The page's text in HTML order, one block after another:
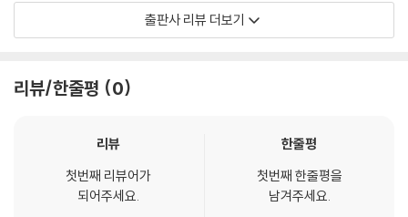
54 감정평가의 의의 및 분류
55 가치이론
57 지역분석/개별분석
58 부동산가치원칙(가격제원칙)
61 거래사례비교법
62 수익환원법 개요
1. 방대한 감정평가사 부동산학원론의 핵심 이론을 엄선!
(2) 콤팩트한 분량으로 구성되어 회독 수를 효과적으로 늘릴 수 있습니다.
2. 다양한 시각화 자료로 복잡한 이론을 쉽게 이해!
로 시각화하여 한눈에 이해할 수 있습니다.
출판사 리뷰 더보기
리뷰/한줄평 0
리뷰
첫번째 리뷰어가
되어주세요.
한줄평
첫번째 한줄평을
남겨주세요.